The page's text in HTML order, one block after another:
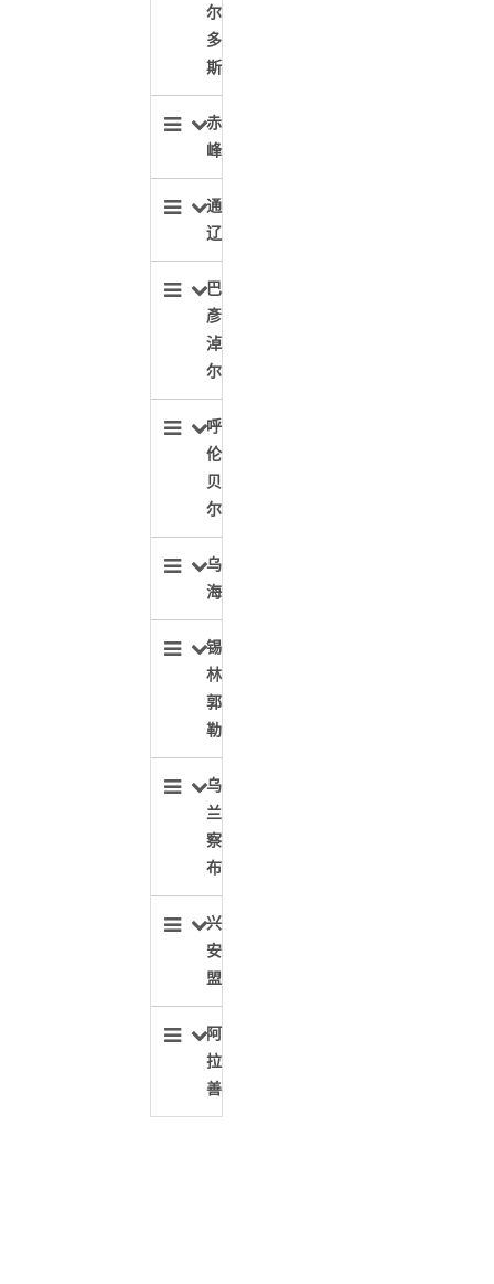
尔
多
斯
赤
峰
通
辽
巴
彥
淖
尔
呼
伦
贝
尔
乌
海
锡
林
郭
勒
乌
兰
察
布
兴
安
盟
阿
拉
善